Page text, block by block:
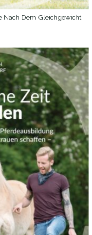
Nach Dem Gleichgewicht